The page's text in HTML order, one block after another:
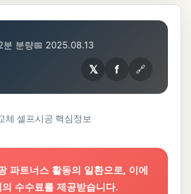
분량📅 2025.08.13
𝕏 f 🔗
체 셀프시공 핵심정보
파트너스 활동의 일환으로, 이에
수수료를 제공받습니다.